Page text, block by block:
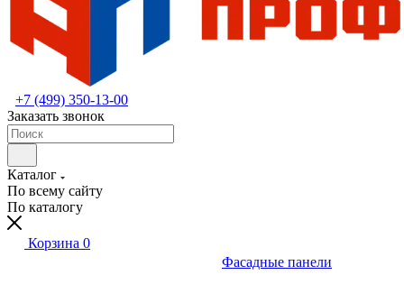
+7 (499) 350-13-00
Заказать звонок
Каталог
По всему сайту
По каталогу
Корзина 0
Фасадные панели